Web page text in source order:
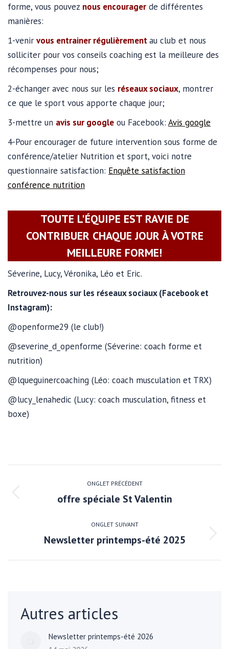
forme, vous pouvez nous encourager de différentes
manières:
1-venir vous entrainer régulièrementau club et nous
solliciter pour vos conseils coaching est la meilleure des
récompenses pour nous;
2-échanger avec nous sur les réseaux sociaux, montrer
ce que le sport vous apporte chaque jour;
3-mettre un avis sur google ou Facebook: Avis google
4-Pour encourager de future intervention sous forme de
conférence/atelier Nutrition et sport, voici notre
questionnaire satisfaction: Enquête satisfaction
conférence nutrition
TOUTE L'ÉQUIPE EST RAVIE DE
CONTRIBUER CHAQUE JOUR À VOTRE
MEILLEURE FORME!
Séverine, Lucy, Véronika, Léo et Eric.
Retrouvez-nous sur les réseaux sociaux (Facebook et
Instagram):
@openforme29 (le club!)
@severine_d_openforme (Séverine: coach forme et
nutrition)
@lqueguinercoaching (Léo: coach musculation et TRX)
@lucy_lenahedic (Lucy: coach musculation, fitness et
boxe)
DE
COMMENTAIRE
ONGLET PRÉCÉDENT
Onglet
offre spéciale St Valentin
ONGLET SUIVANT
Onglet
Newsletter printemps-été 2025
Autres articles
Newsletter printemps-été 2026